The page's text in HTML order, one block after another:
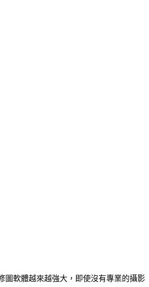
圖軟體越來越強大，即使沒有專業的攝影